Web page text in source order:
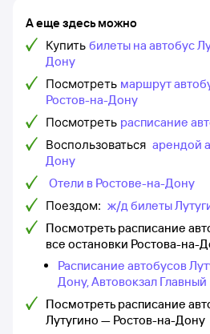
А еще здесь можно
Купить билеты на автобус
Дону
Посмотреть маршрут
Ростов-на-Дону
Посмотреть расписание
Воспользоваться арендой
Дону
Отели в Ростове-на-Дону
Поездом: ж/д билеты
Посмотреть расписание
все остановки Ростова-на-
Расписание автобусов
Дону, Автовокзал Главный
Посмотреть расписание
Лутугино — Ростов-на-Дону